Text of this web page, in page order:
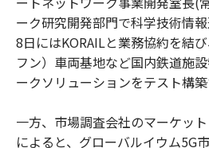
ーク研究開発部門で科学技術情
8日にはKORAILと業務協約を結
フン）車両基地など国内鉄道施
ークソリューションをテスト構築
一方、市場調査会社のマーケッ
によると、グローバルイウム5G